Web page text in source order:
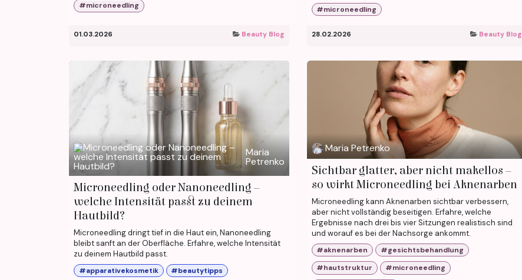
#microneedling
01.03.2026 Beauty Blog
#microneedling
28.02.2026 Beauty Blog
Maria
Petrenko
Microneedling oder Nanoneedling –
welche Intensität passt zu deinem
Hautbild?
Microneedling dringt tief in die Haut ein, Nanoneedling
bleibt sanft an der Oberfläche. Erfahre, welche Intensität
zu deinem Hautbild passt.
#apparativekosmetik
#beautytipps
Maria Petrenko
Sichtbar glatter, aber nicht makellos –
so wirkt Microneedling bei Aknenarben
Microneedling kann Aknenarben sichtbar verbessern,
aber nicht vollständig beseitigen. Erfahre, welche
Ergebnisse nach drei bis vier Sitzungen realistisch sind
und worauf es bei der Nachsorge ankommt.
#aknenarben
#gesichtsbehandlung
#hautstruktur
#microneedling